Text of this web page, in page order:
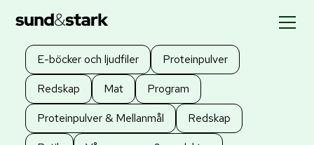
E-böcker och ljudfiler
Proteinpulver
Redskap
Mat
Program
Proteinpulver & Mellanmål
Redskap